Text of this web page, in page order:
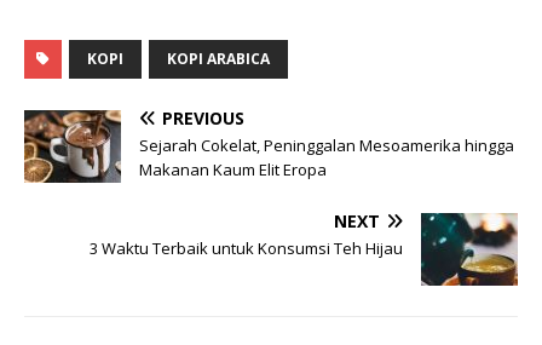
KOPI KOPI ARABICA
PREVIOUS
Sejarah Cokelat, Peninggalan Mesoamerika hingga
Makanan Kaum Elit Eropa
NEXT
3 Waktu Terbaik untuk Konsumsi Teh Hijau